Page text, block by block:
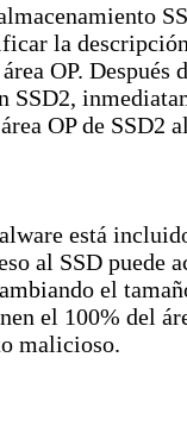
la
OP. Después
SSD2,
OP de SSD2
está
al SSD puede
el
el 100% del
malicioso.